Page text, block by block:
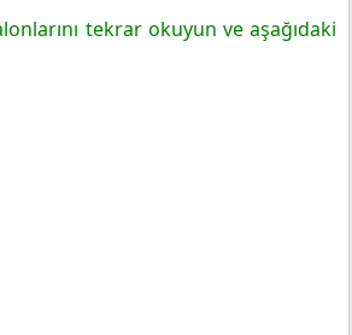
tekrar okuyun ve aşağıdaki